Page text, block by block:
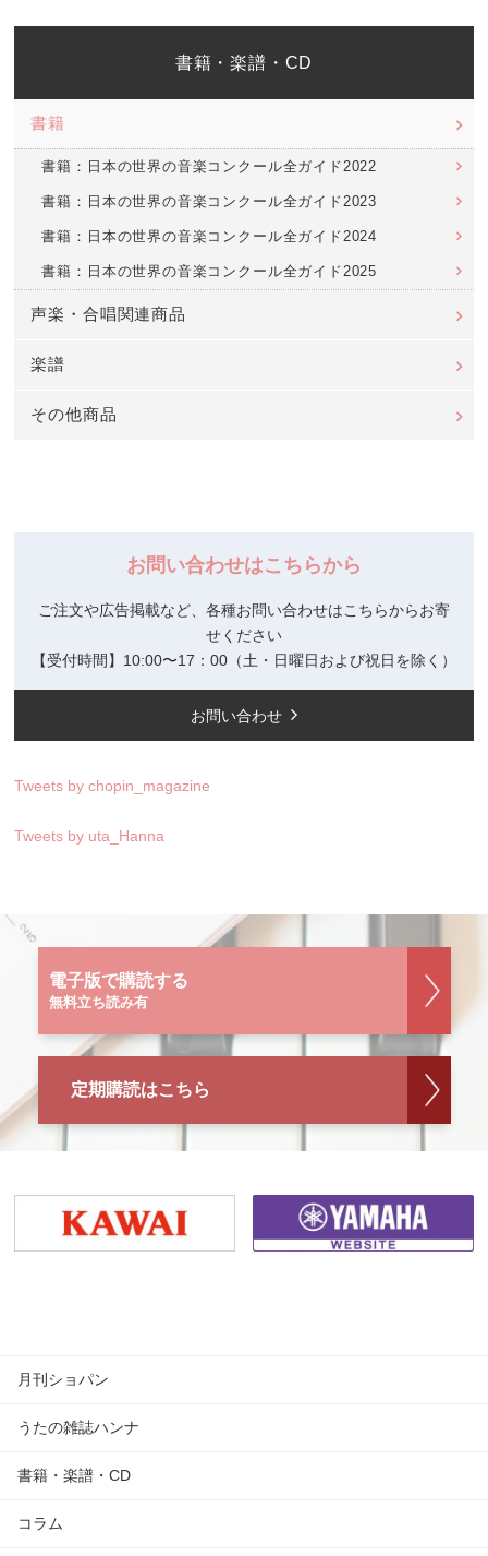
書籍・楽譜・CD
書籍
書籍：日本の世界の音楽コンクール全ガイド2022
書籍：日本の世界の音楽コンクール全ガイド2023
書籍：日本の世界の音楽コンクール全ガイド2024
書籍：日本の世界の音楽コンクール全ガイド2025
声楽・合唱関連商品
楽譜
その他商品
お問い合わせはこちらから
ご注文や広告掲載など、各種お問い合わせはこちらからお寄
せください
【受付時間】10:00〜17：00（土・日曜日および祝日を除く）
お問い合わせ
Tweets by chopin_magazine
Tweets by uta_Hanna
電子版で購読する
無料立ち読み有
定期購読はこちら
月刊ショパン
うたの雑誌ハンナ
書籍・楽譜・CD
コラム